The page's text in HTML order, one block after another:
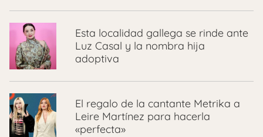
Esta localidad gallega se rinde ante
Luz Casal y la nombra hija
adoptiva
El regalo de la cantante Metrika a
Leire Martínez para hacerla
«perfecta»